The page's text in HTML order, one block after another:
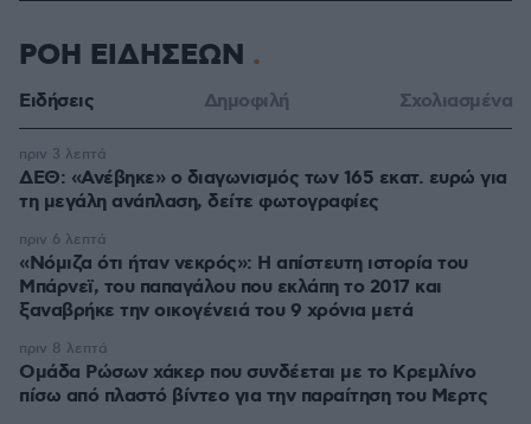
ΡΟΗ ΕΙΔΗΣΕΩΝ
Ειδήσεις Δημοφιλή Σχολιασμένα
ΔΕΘ: «Ανέβηκε» ο διαγωνισμός των 165 εκατ. ευρώ για
τη μεγάλη ανάπλαση, δείτε φωτογραφίες
πριν 3 λεπτά
«Νόμιζα ότι ήταν νεκρός»: Η απίστευτη ιστορία του
Μπάρνεϊ, του παπαγάλου που εκλάπη το 2017 και
ξαναβρήκε την οικογένειά του 9 χρόνια μετά
πριν 6 λεπτά
Ομάδα Ρώσων χάκερ που συνδέεται με το Κρεμλίνο
πίσω από πλαστό βίντεο για την παραίτηση του Μερτς
πριν 8 λεπτά